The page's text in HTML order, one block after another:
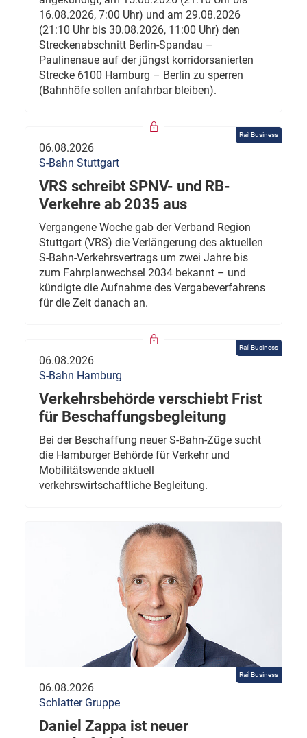
16.08.2026, 7:00 Uhr) und am 29.08.2026
(21:10 Uhr bis 30.08.2026, 11:00 Uhr) den
Streckenabschnitt Berlin-Spandau –
Paulinenaue auf der jüngst korridorsanierten
Strecke 6100 Hamburg – Berlin zu sperren
(Bahnhöfe sollen anfahrbar bleiben).
Rail Business
06.08.2026
S-Bahn Stuttgart
VRS schreibt SPNV- und RB-
Verkehre ab 2035 aus
Vergangene Woche gab der Verband Region
Stuttgart (VRS) die Verlängerung des aktuellen
S-Bahn-Verkehrsvertrags um zwei Jahre bis
zum Fahrplanwechsel 2034 bekannt – und
kündigte die Aufnahme des Vergabeverfahrens
für die Zeit danach an.
Rail Business
06.08.2026
S-Bahn Hamburg
Verkehrsbehörde verschiebt Frist
für Beschaffungsbegleitung
Bei der Beschaffung neuer S-Bahn-Züge sucht
die Hamburger Behörde für Verkehr und
Mobilitätswende aktuell
verkehrswirtschaftliche Begleitung.
Rail Business
06.08.2026
Schlatter Gruppe
Daniel Zappa ist neuer